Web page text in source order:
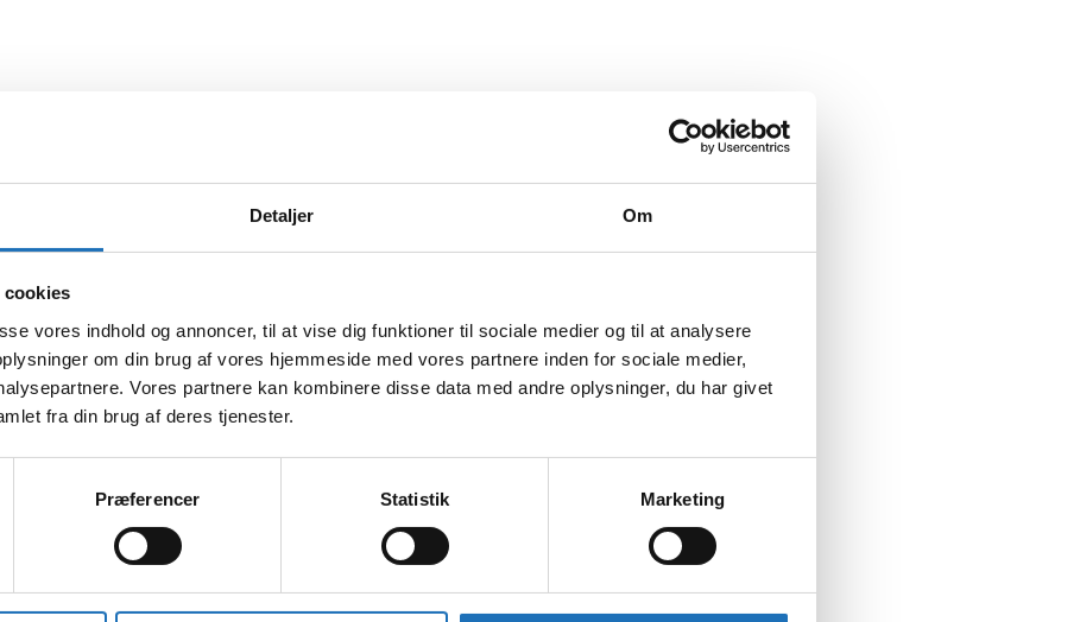
Detaljer Om
cookies
vores indhold og annoncer, til at vise dig funktioner til sociale medier og til at analysere
om din brug af vores hjemmeside med vores partnere inden for sociale medier,
Vores partnere kan kombinere disse data med andre oplysninger, du har givet
fra din brug af deres tjenester.
Præferencer Statistik Marketing